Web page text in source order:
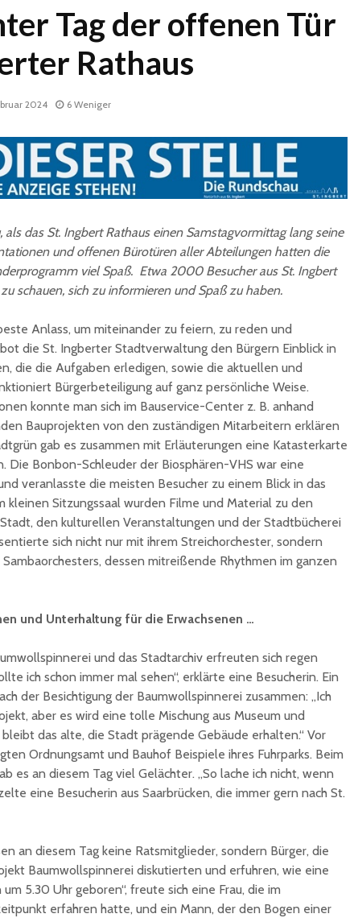
Tag der offenen Tür
Rathaus
2024 6 Weniger
das St. Ingbert Rathaus einen Samstagvormittag lang seine
und offenen Bürotüren aller Abteilungen hatten die
viel Spaß. Etwa 2000 Besucher aus St. Ingbert
schauen, sich zu informieren und Spaß zu haben.
Anlass, um miteinander zu feiern, zu reden und
die St. Ingberter Stadtverwaltung den Bürgern Einblick in
die die Aufgaben erledigen, sowie die aktuellen und
Bürgerbeteiligung auf ganz persönliche Weise.
konnte man sich im Bauservice-Center z. B. anhand
Bauprojekten von den zuständigen Mitarbeitern erklären
gab es zusammen mit Erläuterungen eine Katasterkarte
Die Bonbon-Schleuder der Biosphären-VHS war eine
veranlasste die meisten Besucher zu einem Blick in das
kleinen Sitzungssaal wurden Filme und Material zu den
den kulturellen Veranstaltungen und der Stadtbücherei
sich nicht nur mit ihrem Streichorchester, sondern
dessen mitreißende Rhythmen im ganzen
und Unterhaltung für die Erwachsenen …
und das Stadtarchiv erfreuten sich regen
ich schon immer mal sehen“, erklärte eine Besucherin. Ein
der Besichtigung der Baumwollspinnerei zusammen: „Ich
aber es wird eine tolle Mischung aus Museum und
das alte, die Stadt prägende Gebäude erhalten.“ Vor
Ordnungsamt und Bauhof Beispiele ihres Fuhrparks. Beim
es an diesem Tag viel Gelächter. „So lache ich nicht, wenn
eine Besucherin aus Saarbrücken, die immer gern nach St.
an diesem Tag keine Ratsmitglieder, sondern Bürger, die
Baumwollspinnerei diskutierten und erfuhren, wie eine
5.30 Uhr geboren“, freute sich eine Frau, die im
erfahren hatte, und ein Mann, der den Bogen einer
Fun Ferien Dengmert
begeistern erneut
zahlreiche Kinder und
Jugendliche
weiß: White Dinner
begeistert erneut
Open-Air-Kino zeigt
„Mamma Mia!“
Drei
der
Stadt
auf